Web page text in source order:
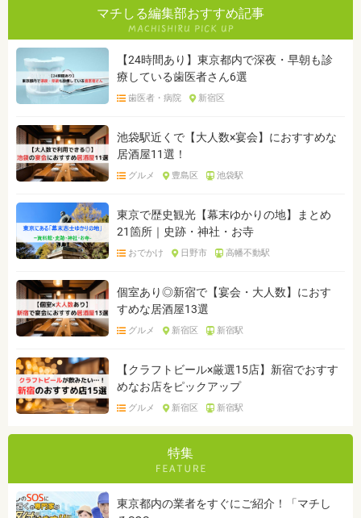
マチしる編集部おすすめ記事
【24時間あり】東京都内で深夜・早朝も診
療している歯医者さん6選
歯医者・病院 新宿区
池袋駅近くで【大人数×宴会】におすすめな
居酒屋11選！
グルメ 豊島区 池袋駅
東京で歴史観光【幕末ゆかりの地】まとめ
21箇所｜史跡・神社・お寺
おでかけ 日野市 高幡不動駅
個室あり◎新宿で【宴会・大人数】におす
すめな居酒屋13選
グルメ 新宿区 新宿駅
【クラフトビール×厳選15店】新宿でおすす
めなお店をピックアップ
グルメ 新宿区 新宿駅
特集
東京都内の業者をすぐにご紹介！「マチし